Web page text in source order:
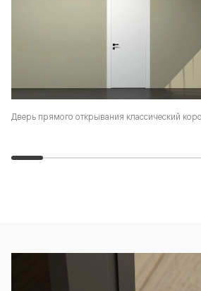
Дверь прямого открывания классический